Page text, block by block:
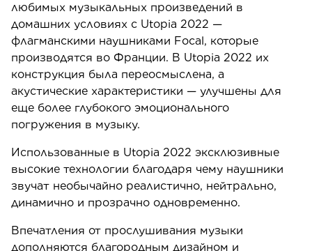
любимых музыкальных произведений в
домашних условиях с Utopia 2022 —
флагманскими наушниками Focal, которые
производятся во Франции. В Utopia 2022 их
конструкция была переосмыслена, а
акустические характеристики — улучшены для
еще более глубокого эмоционального
погружения в музыку.
Использованные в Utopia 2022 эксклюзивные
высокие технологии благодаря чему наушники
звучат необычайно реалистично, нейтрально,
динамично и прозрачно одновременно.
Впечатления от прослушивания музыки
дополняются благородным дизайном и